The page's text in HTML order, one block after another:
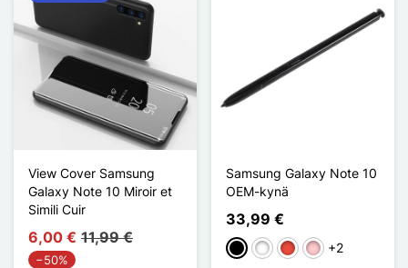
View Cover Samsung
Galaxy Note 10 Miroir et
Simili Cuir
6,00 € 11,99 €
−50%
Samsung Galaxy Note 10
OEM-kynä
33,99 €
MustaValkoinen
Punainen
Pinkki
+2